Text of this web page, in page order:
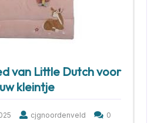
van Little Dutch voor
kleintje
cjgnoordenveld
0